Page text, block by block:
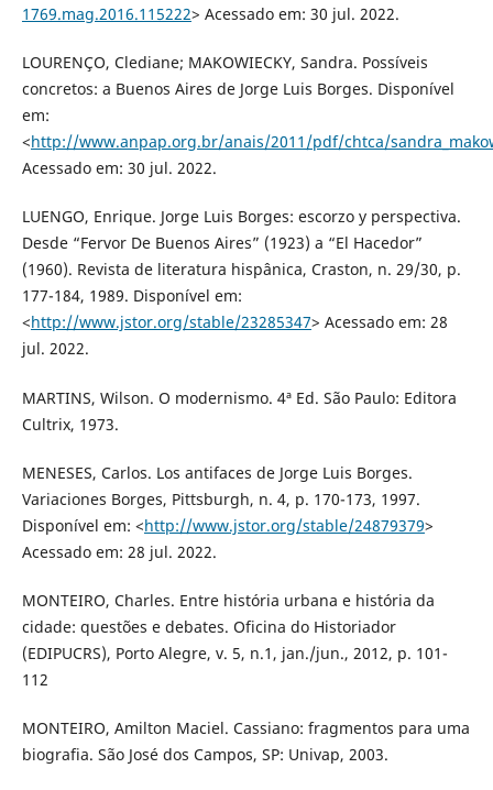
1769.mag.2016.115222> Acessado em: 30 jul. 2022.
LOURENÇO, Clediane; MAKOWIECKY, Sandra. Possíveis
concretos: a Buenos Aires de Jorge Luis Borges. Disponível
em:
<http://www.anpap.org.br/anais/2011/pdf/chtca/
Acessado em: 30 jul. 2022.
LUENGO, Enrique. Jorge Luis Borges: escorzo y perspectiva.
Desde “Fervor De Buenos Aires” (1923) a “El Hacedor”
(1960). Revista de literatura hispânica, Craston, n. 29/30, p.
177-184, 1989. Disponível em:
<http://www.jstor.org/stable/23285347> Acessado em: 28
jul. 2022.
MARTINS, Wilson. O modernismo. 4ª Ed. São Paulo: Editora
Cultrix, 1973.
MENESES, Carlos. Los antifaces de Jorge Luis Borges.
Variaciones Borges, Pittsburgh, n. 4, p. 170-173, 1997.
Disponível em: <http://www.jstor.org/stable/24879379>
Acessado em: 28 jul. 2022.
MONTEIRO, Charles. Entre história urbana e história da
cidade: questões e debates. Oficina do Historiador
(EDIPUCRS), Porto Alegre, v. 5, n.1, jan./jun., 2012, p. 101-
112
MONTEIRO, Amilton Maciel. Cassiano: fragmentos para uma
biografia. São José dos Campos, SP: Univap, 2003.